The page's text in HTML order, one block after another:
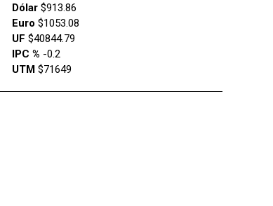
Dólar $913.86
Euro $1053.08
UF $40844.79
IPC % -0.2
UTM $71649